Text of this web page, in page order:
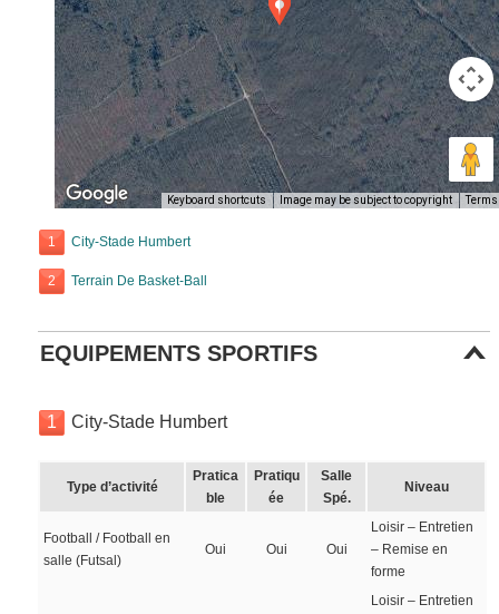
Keyboard shortcuts Image may be subject to copyright Terms
1 City-Stade Humbert
2 Terrain De Basket-Ball
EQUIPEMENTS SPORTIFS
1 City-Stade Humbert
Type d’activité
Pratica
ble
Pratiqu
ée
Salle
Spé.
Niveau
Football / Football en
salle (Futsal)
Oui Oui Oui
Loisir – Entretien
– Remise en
forme
Loisir – Entretien